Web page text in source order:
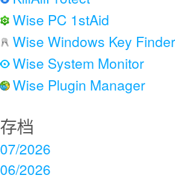
Wise PC 1stAid
Wise Windows Key Finder
Wise System Monitor
Wise Plugin Manager
存档
07/2026
06/2026